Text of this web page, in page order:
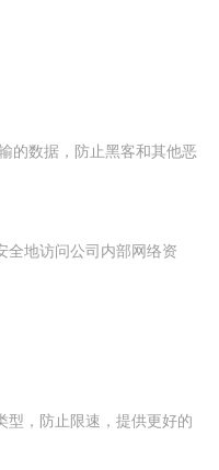
的数据，防止黑客和其他恶
全地访问公司内部网络资
型，防止限速，提供更好的